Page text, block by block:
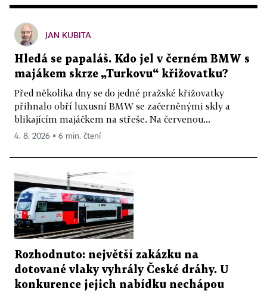
JAN KUBITA
Hledá se papaláš. Kdo jel v černém BMW s
majákem skrze „Turkovu“ křižovatku?
Před několika dny se do jedné pražské křižovatky
přihnalo obří luxusní BMW se začerněnými skly a
blikajícím majáčkem na střeše. Na červenou...
4. 8. 2026 ▪ 6 min. čtení
Rozhodnuto: největší zakázku na
dotované vlaky vyhrály České dráhy. U
konkurence jejich nabídku nechápou